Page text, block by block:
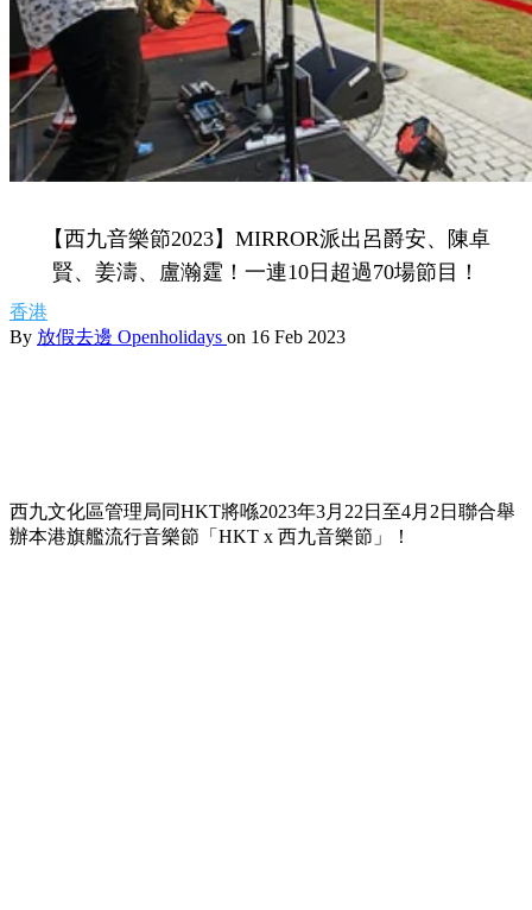
【西九音樂節2023】MIRROR派出呂爵安、陳卓
賢、姜濤、盧瀚霆！一連10日超過70場節目！
香港
By 放假去邊 Openholidays on 16 Feb 2023
西九文化區管理局同HKT將喺2023年3月22日至4月2日聯合舉
辦本港旗艦流行音樂節「HKT x 西九音樂節」！